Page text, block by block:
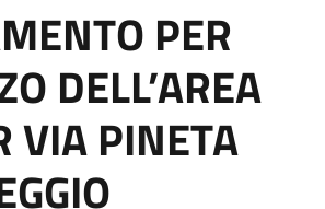
PER
DELL’AREA
VIA PINETA